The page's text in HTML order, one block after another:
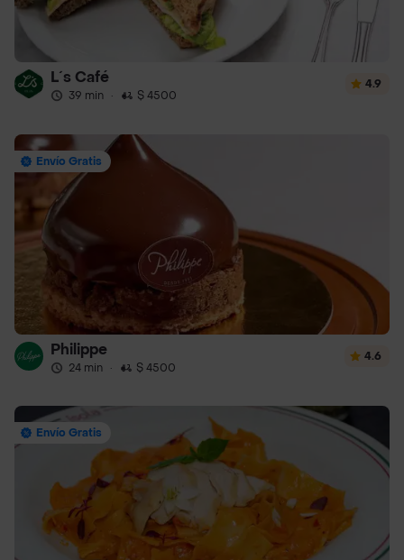
L´s Café
39 min · $ 4500
4.9
Envío Gratis
Philippe
24 min · $ 4500
4.6
Envío Gratis